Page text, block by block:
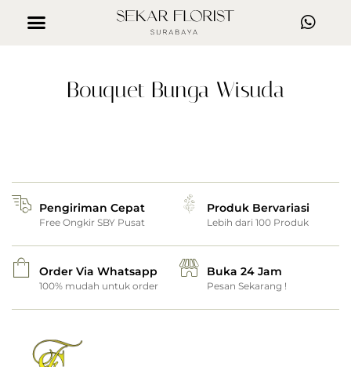
Bouquet Bunga Wisuda
Pengiriman Cepat
Free Ongkir SBY Pusat
Produk Bervariasi
Lebih dari 100 Produk
Order Via Whatsapp
100% mudah untuk order
Buka 24 Jam
Pesan Sekarang !